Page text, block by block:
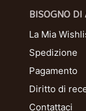
BISOGNO
La Mia
Spedizione
Pagamento
Diritto di
Contattaci